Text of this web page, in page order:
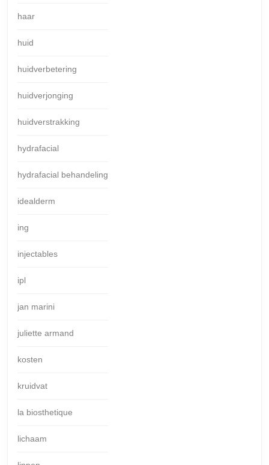
haar
huid
huidverbetering
huidverjonging
huidverstrakking
hydrafacial
hydrafacial behandeling
idealderm
ing
injectables
ipl
jan marini
juliette armand
kosten
kruidvat
la biosthetique
lichaam